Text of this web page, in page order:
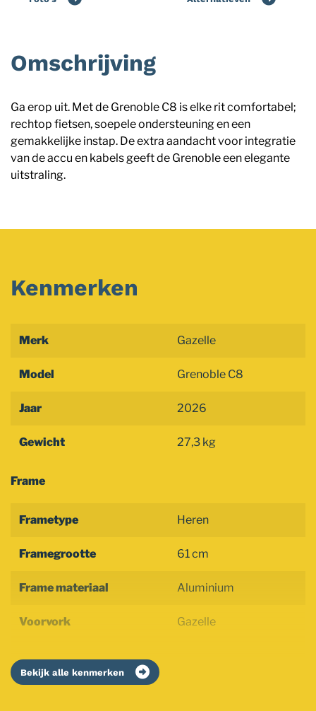
Omschrijving
Ga erop uit. Met de Grenoble C8 is elke rit comfortabel;
rechtop fietsen, soepele ondersteuning en een
gemakkelijke instap. De extra aandacht voor integratie
van de accu en kabels geeft de Grenoble een elegante
uitstraling.
Kenmerken
Merk Gazelle
Model Grenoble C8
Jaar 2026
Gewicht 27,3 kg
Frame
Frametype Heren
Framegrootte 61 cm
Frame materiaal Aluminium
Voorvork Gazelle
Bekijk alle kenmerken